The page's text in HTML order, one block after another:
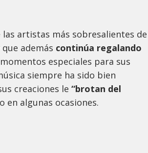
las artistas más sobresalientes de
además continúa regalando
especiales para sus
siempre ha sido bien
creaciones le “brotan del
en algunas ocasiones.